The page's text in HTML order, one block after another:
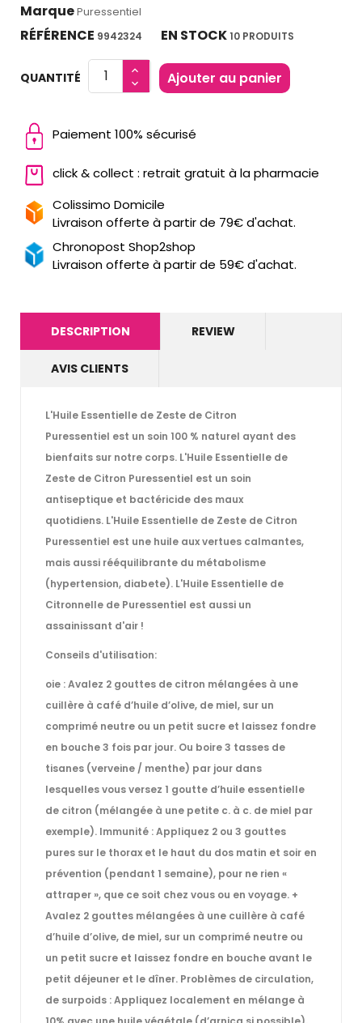
MarquePuressentiel
RÉFÉRENCE 9942324 EN STOCK10 PRODUITS
QUANTITÉ Ajouter au panier
Paiement 100% sécurisé
click & collect : retrait gratuit à la pharmacie
Colissimo Domicile
Livraison offerte à partir de 79€ d'achat.
Chronopost Shop2shop
Livraison offerte à partir de 59€ d'achat.
DESCRIPTION REVIEW
AVIS CLIENTS
L'Huile Essentielle de Zeste de Citron
Puressentiel est un soin 100 % naturel ayant des
bienfaits sur notre corps. L'Huile Essentielle de
Zeste de Citron Puressentiel est un soin
antiseptique et bactéricide des maux
quotidiens. L'Huile Essentielle de Zeste de Citron
Puressentiel est une huile aux vertues calmantes,
mais aussi rééquilibrante du métabolisme
(hypertension, diabete). L'Huile Essentielle de
Citronnelle de Puressentiel est aussi un
assainissant d'air !
Conseils d'utilisation:
oie : Avalez 2 gouttes de citron mélangées à une
cuillère à café d’huile d’olive, de miel, sur un
comprimé neutre ou un petit sucre et laissez fondre
en bouche 3 fois par jour. Ou boire 3 tasses de
tisanes (verveine / menthe) par jour dans
lesquelles vous versez 1 goutte d’huile essentielle
de citron (mélangée à une petite c. à c. de miel par
exemple). Immunité : Appliquez 2 ou 3 gouttes
pures sur le thorax et le haut du dos matin et soir en
prévention (pendant 1 semaine), pour ne rien «
attraper », que ce soit chez vous ou en voyage. +
Avalez 2 gouttes mélangées à une cuillère à café
d’huile d’olive, de miel, sur un comprimé neutre ou
un petit sucre et laissez fondre en bouche avant le
petit déjeuner et le dîner. Problèmes de circulation,
de surpoids : Appliquez localement en mélange à